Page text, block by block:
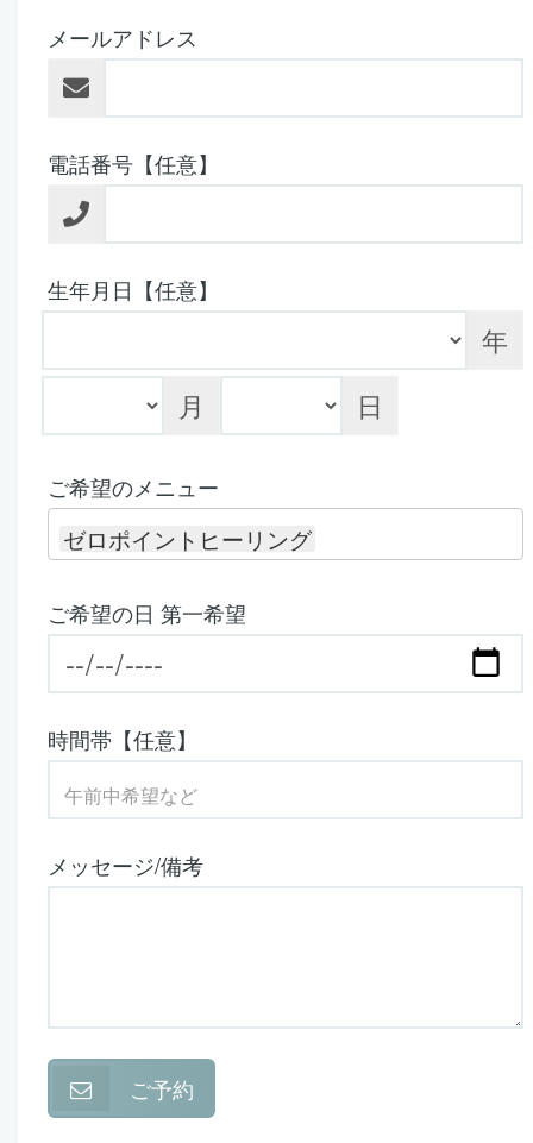
メールアドレス
電話番号【任意】
生年月日【任意】
年
月
日
ご希望のメニュー
ゼロポイントヒーリング
ご希望の日 第一希望
時間帯【任意】
メッセージ/備考
ご予約